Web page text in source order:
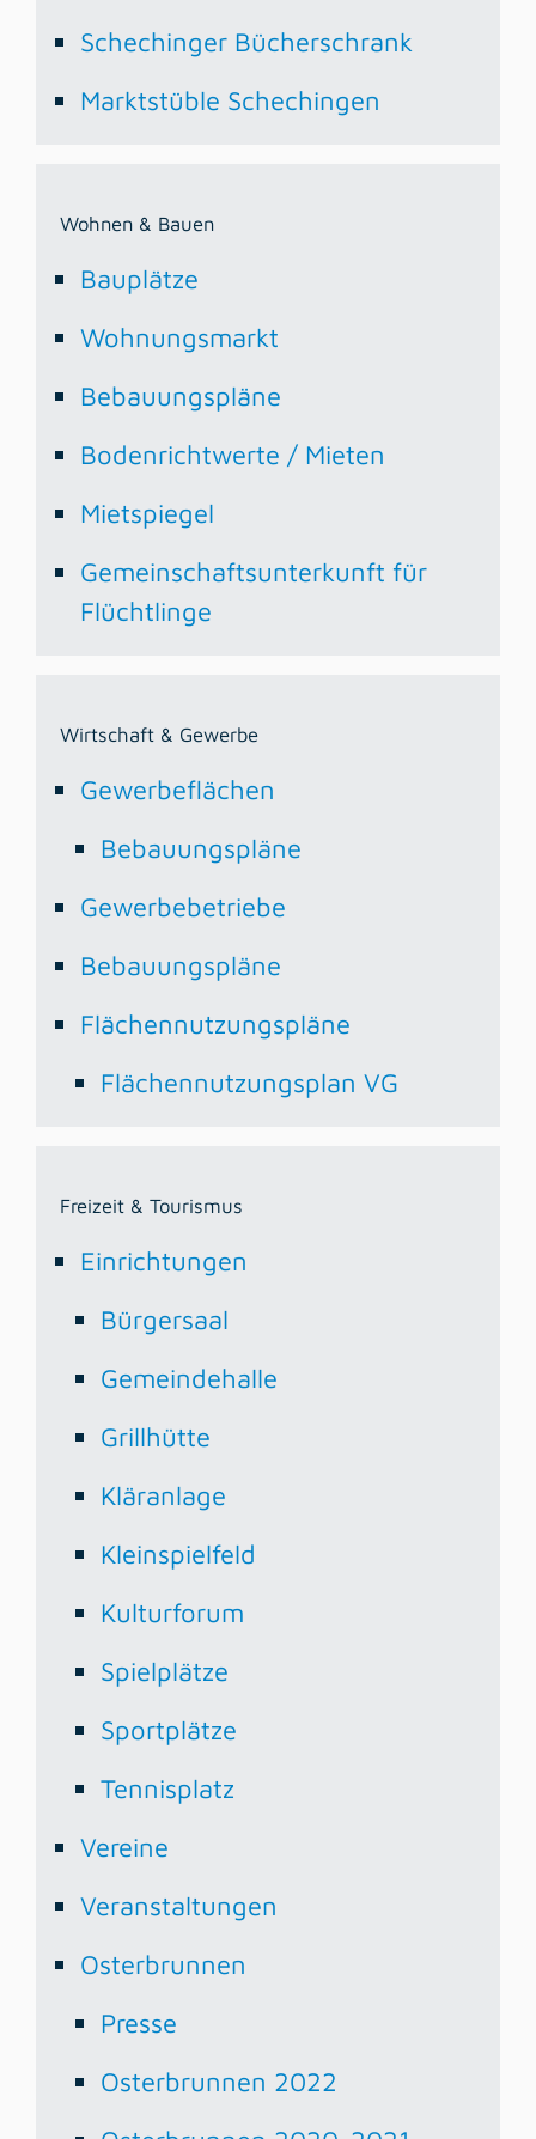
Schechinger Bücherschrank
Marktstüble Schechingen
Wohnen & Bauen
Bauplätze
Wohnungsmarkt
Bebauungspläne
Bodenrichtwerte / Mieten
Mietspiegel
Gemeinschaftsunterkunft für
Flüchtlinge
Wirtschaft & Gewerbe
Gewerbeflächen
Bebauungspläne
Gewerbebetriebe
Bebauungspläne
Flächennutzungspläne
Flächennutzungsplan VG
Freizeit & Tourismus
Einrichtungen
Bürgersaal
Gemeindehalle
Grillhütte
Kläranlage
Kleinspielfeld
Kulturforum
Spielplätze
Sportplätze
Tennisplatz
Vereine
Veranstaltungen
Osterbrunnen
Presse
Osterbrunnen 2022